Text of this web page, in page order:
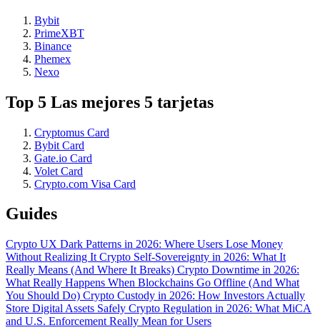
Bybit
PrimeXBT
Binance
Phemex
Nexo
Top 5 Las mejores 5 tarjetas
Cryptomus Card
Bybit Card
Gate.io Card
Volet Card
Crypto.com Visa Card
Guides
Crypto UX Dark Patterns in 2026: Where Users Lose Money
Without Realizing It Crypto Self-Sovereignty in 2026: What It
Really Means (And Where It Breaks) Crypto Downtime in 2026:
What Really Happens When Blockchains Go Offline (And What
You Should Do) Crypto Custody in 2026: How Investors Actually
Store Digital Assets Safely Crypto Regulation in 2026: What MiCA
and U.S. Enforcement Really Mean for Users